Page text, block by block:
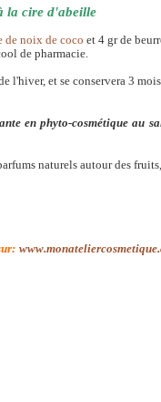
la cire d'abeille
de noix de coco et 4 gr de
de pharmacie.
l'hiver, et se conservera 3
en phyto-cosmétique au
naturels autour des